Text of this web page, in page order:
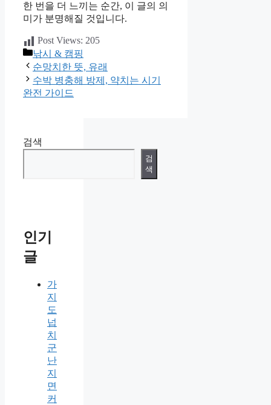
한 번을 더 느끼는 순간, 이 글의 의
미가 분명해질 것입니다.
Post Views: 205
카
테
고
리
낚시 & 캠핑
순망치한 뜻, 유래
수박 병충해 방제, 약치는 시기
완전 가이드
검색
검
색
인기
글
가
지
도
넙
치
군
난
지
면
커